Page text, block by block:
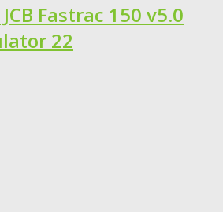
Fastrac 150 v5.0
22